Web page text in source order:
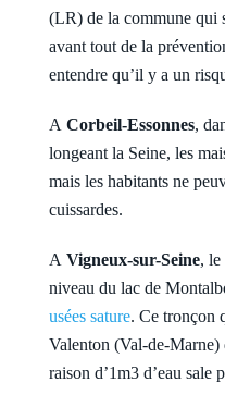
(LR) de la commune qui
avant tout de la
entendre qu’il y a un
A Corbeil-Essonnes,
longeant la Seine, les
mais les habitants ne
cuissardes.
A Vigneux-sur-Seine, le
niveau du lac de
usées sature. Ce tronçon
Valenton (Val-de-Marne)
raison d’1m3 d’eau sale